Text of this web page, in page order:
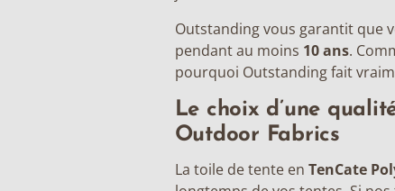
Outstanding vous garantit que
pendant au moins 10 ans.
pourquoi Outstandingfait
Le choix d’une
Outdoor Fabrics
La toile de tente en TenCate